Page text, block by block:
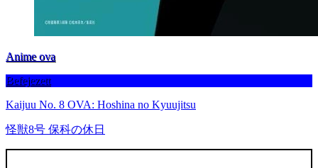
Anime ova
Befejezett
Kaijuu No. 8 OVA: Hoshina no Kyuujitsu
怪獣8号 保科の休日